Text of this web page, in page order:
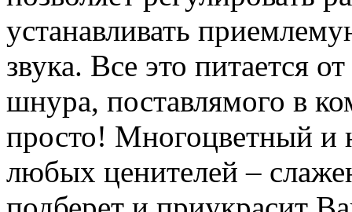
устанавливать
звука. Все это питается
шнура, поставлямого в
просто! Многоцветный и
любых ценителей –